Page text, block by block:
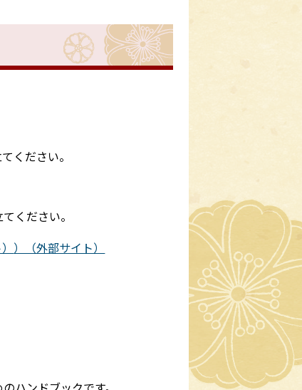
ください。
ください。
）（外部サイト）